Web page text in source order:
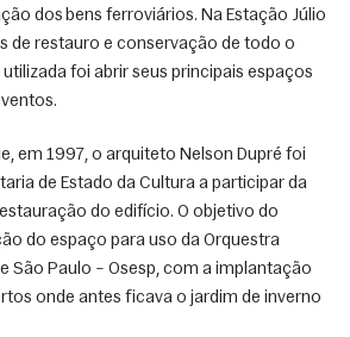
dos bens ferroviários. Na Estação Júlio
de restauro e conservação de todo o
foi abrir seus principais espaços
em 1997, o arquiteto Nelson Dupré foi
de Estado da Cultura a participar da
do edifício. O objetivo do
do espaço para uso da Orquestra
São Paulo – Osesp, com a implantação
onde antes ficava o jardim de inverno